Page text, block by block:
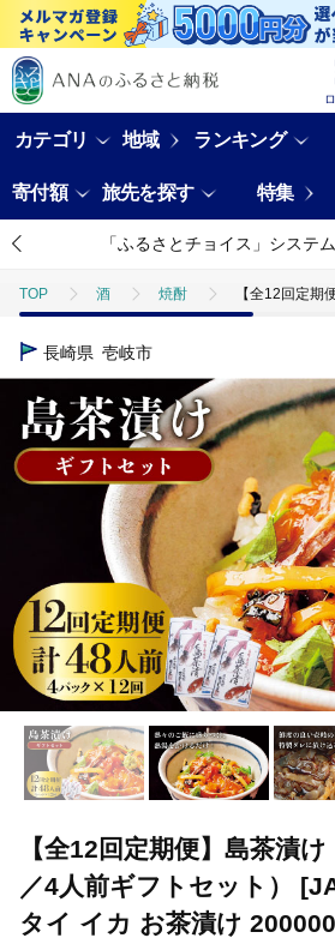
カテゴリ 地域 ランキング
寄付額 旅先を探す 特集
「ふるさとチョイス」システ
TOP 酒 焼酎 【全12回定
長崎県 壱岐市
【全12回定期便】島茶漬
／4人前ギフトセット）
タイ イカ お茶漬け